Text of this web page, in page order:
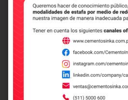
Que es la huella de carbono